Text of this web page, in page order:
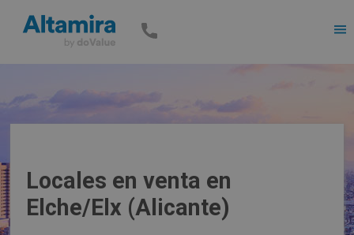
Locales en venta en
Elche/Elx (Alicante)